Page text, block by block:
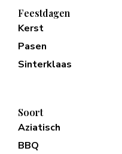
Feestdagen
Kerst
Pasen
Sinterklaas
Soort
Aziatisch
BBQ